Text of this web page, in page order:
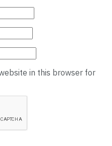
in this browser for